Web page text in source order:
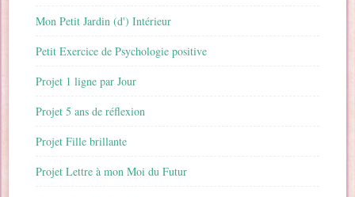
Mon Petit Jardin (d') Intérieur
Petit Exercice de Psychologie positive
Projet 1 ligne par Jour
Projet 5 ans de réflexion
Projet Fille brillante
Projet Lettre à mon Moi du Futur